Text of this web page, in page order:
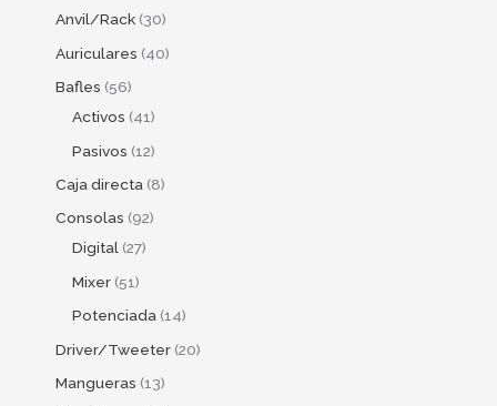
Anvil/Rack 30
Auriculares 40
Bafles 56
Activos 41
Pasivos 12
Caja directa 8
Consolas 92
Digital 27
Mixer 51
Potenciada 14
Driver/Tweeter 20
Mangueras 13